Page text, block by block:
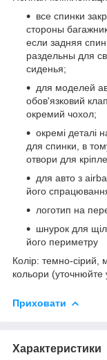
все спинки
стороны
если задняя
раздельны для
сиденья;
для моделей
обов'язковий
окремий чохол;
окремі деталі
для спинки, в
отвори для
для авто з
його
логотип на
шнурок для
його периметру
Колір: темно-сірий,
кольори
Приховати
Характеристики